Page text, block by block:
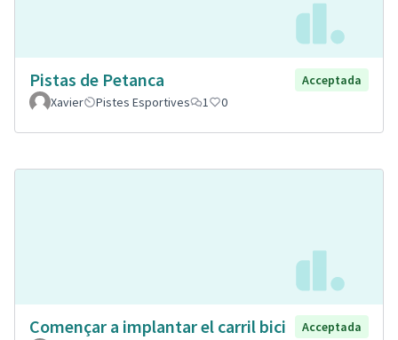
Pistas de Petanca
Acceptada
Xavier
Pistes Esportives 1 0
Començar a implantar el carril bici
Acceptada